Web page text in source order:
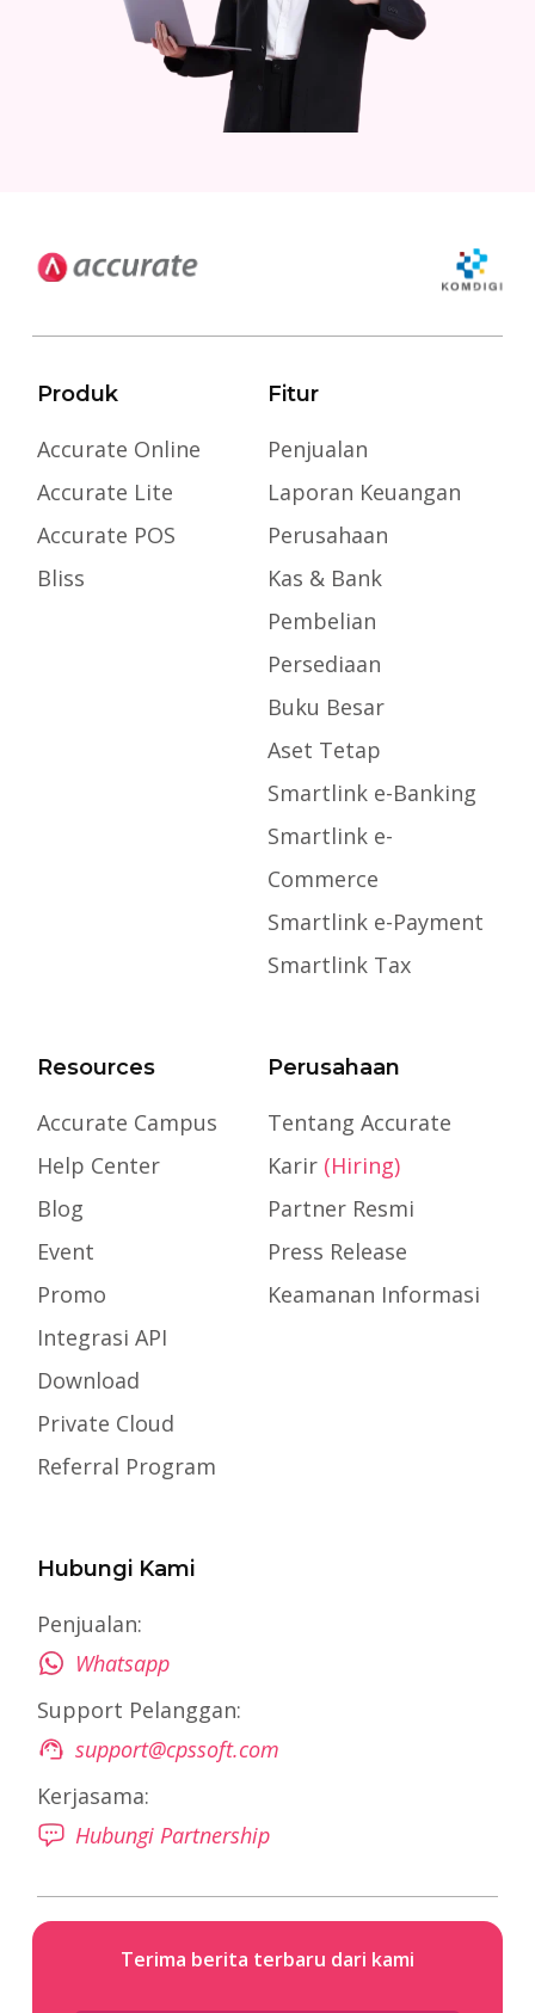
Produk
Accurate Online
Accurate Lite
Accurate POS
Bliss
Fitur
Penjualan
Laporan Keuangan
Perusahaan
Kas & Bank
Pembelian
Persediaan
Buku Besar
Aset Tetap
Smartlink e-Banking
Smartlink e-
Commerce
Smartlink e-Payment
Smartlink Tax
Resources
Accurate Campus
Help Center
Blog
Event
Promo
Integrasi API
Download
Private Cloud
Referral Program
Perusahaan
Tentang Accurate
Karir (Hiring)
Partner Resmi
Press Release
Keamanan Informasi
Hubungi Kami
Penjualan:
Whatsapp
Support Pelanggan:
support@cpssoft.com
Kerjasama:
Hubungi Partnership
Terima berita terbaru dari kami